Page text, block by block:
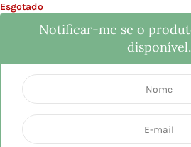
Esgotado
Notificar-me se o
disponível.